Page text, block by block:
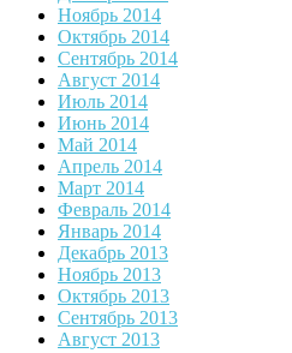
Ноябрь 2014
Октябрь 2014
Сентябрь 2014
Август 2014
Июль 2014
Июнь 2014
Май 2014
Апрель 2014
Март 2014
Февраль 2014
Январь 2014
Декабрь 2013
Ноябрь 2013
Октябрь 2013
Сентябрь 2013
Август 2013